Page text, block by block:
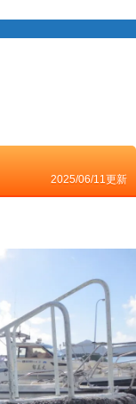
2025/06/11更新